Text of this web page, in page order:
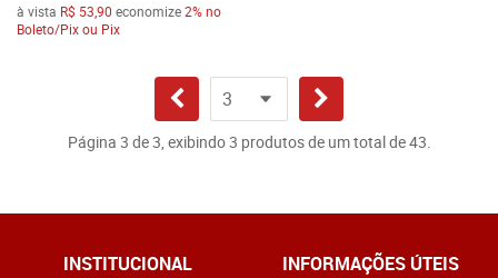
à vista R$ 53,90 economize2%no
Boleto/Pix ou Pix
Página 3 de 3, exibindo 3 produtos de um total de 43.
INSTITUCIONAL INFORMAÇÕES ÚTEIS